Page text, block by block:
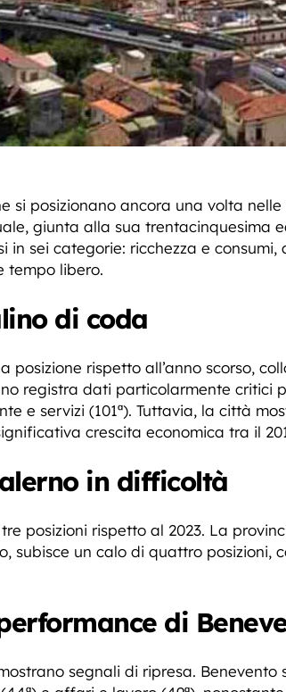
si posizionano ancora una volta
giunta alla sua trentacinquesima
in sei categorie: ricchezza e
tempo libero.
di coda
posizione rispetto all’anno scorso,
registra dati particolarmente critici
e servizi (101ª). Tuttavia, la città
crescita economica tra il
in difficoltà
tre posizioni rispetto al 2023. La
subisce un calo di quattro
di
segnali di ripresa.